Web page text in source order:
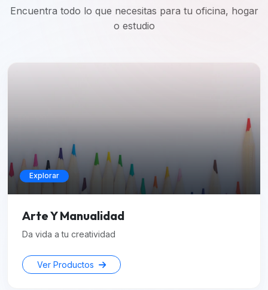
Encuentra todo lo que necesitas para tu oficina, hogar
o estudio
Explorar
Arte Y Manualidad
Da vida a tu creatividad
Ver Productos